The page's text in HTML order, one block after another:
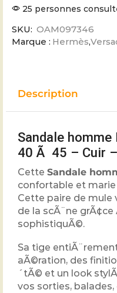
25 personnes
SKU: OAM097346
Marque : Hermès,
Description
Sandale
40 Ã 45 – Cuir
Cette Sandale
confortable et
Cette paire de mule
de la scÃ¨ne
sophistiquÃ©.
Sa tige
aÃ©ration, des
´tÃ© et un look
vos sorties,